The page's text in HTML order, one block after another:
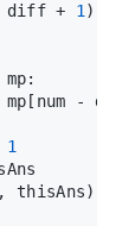
+ 1 ):
mp:
mp[num - d]
1
thisAns)